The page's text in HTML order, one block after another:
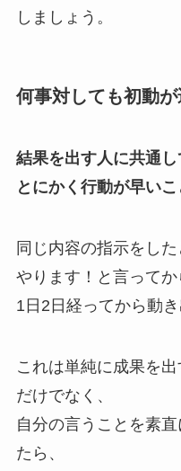
しましょう。
何事対しても初動
結果を出す人に共通し
とにかく行動が早いこ
同じ内容の指示をした
やります！と言ってか
1日2日経ってから動
これは単純に成果を
だけでなく、
自分の言うことを素
たら、